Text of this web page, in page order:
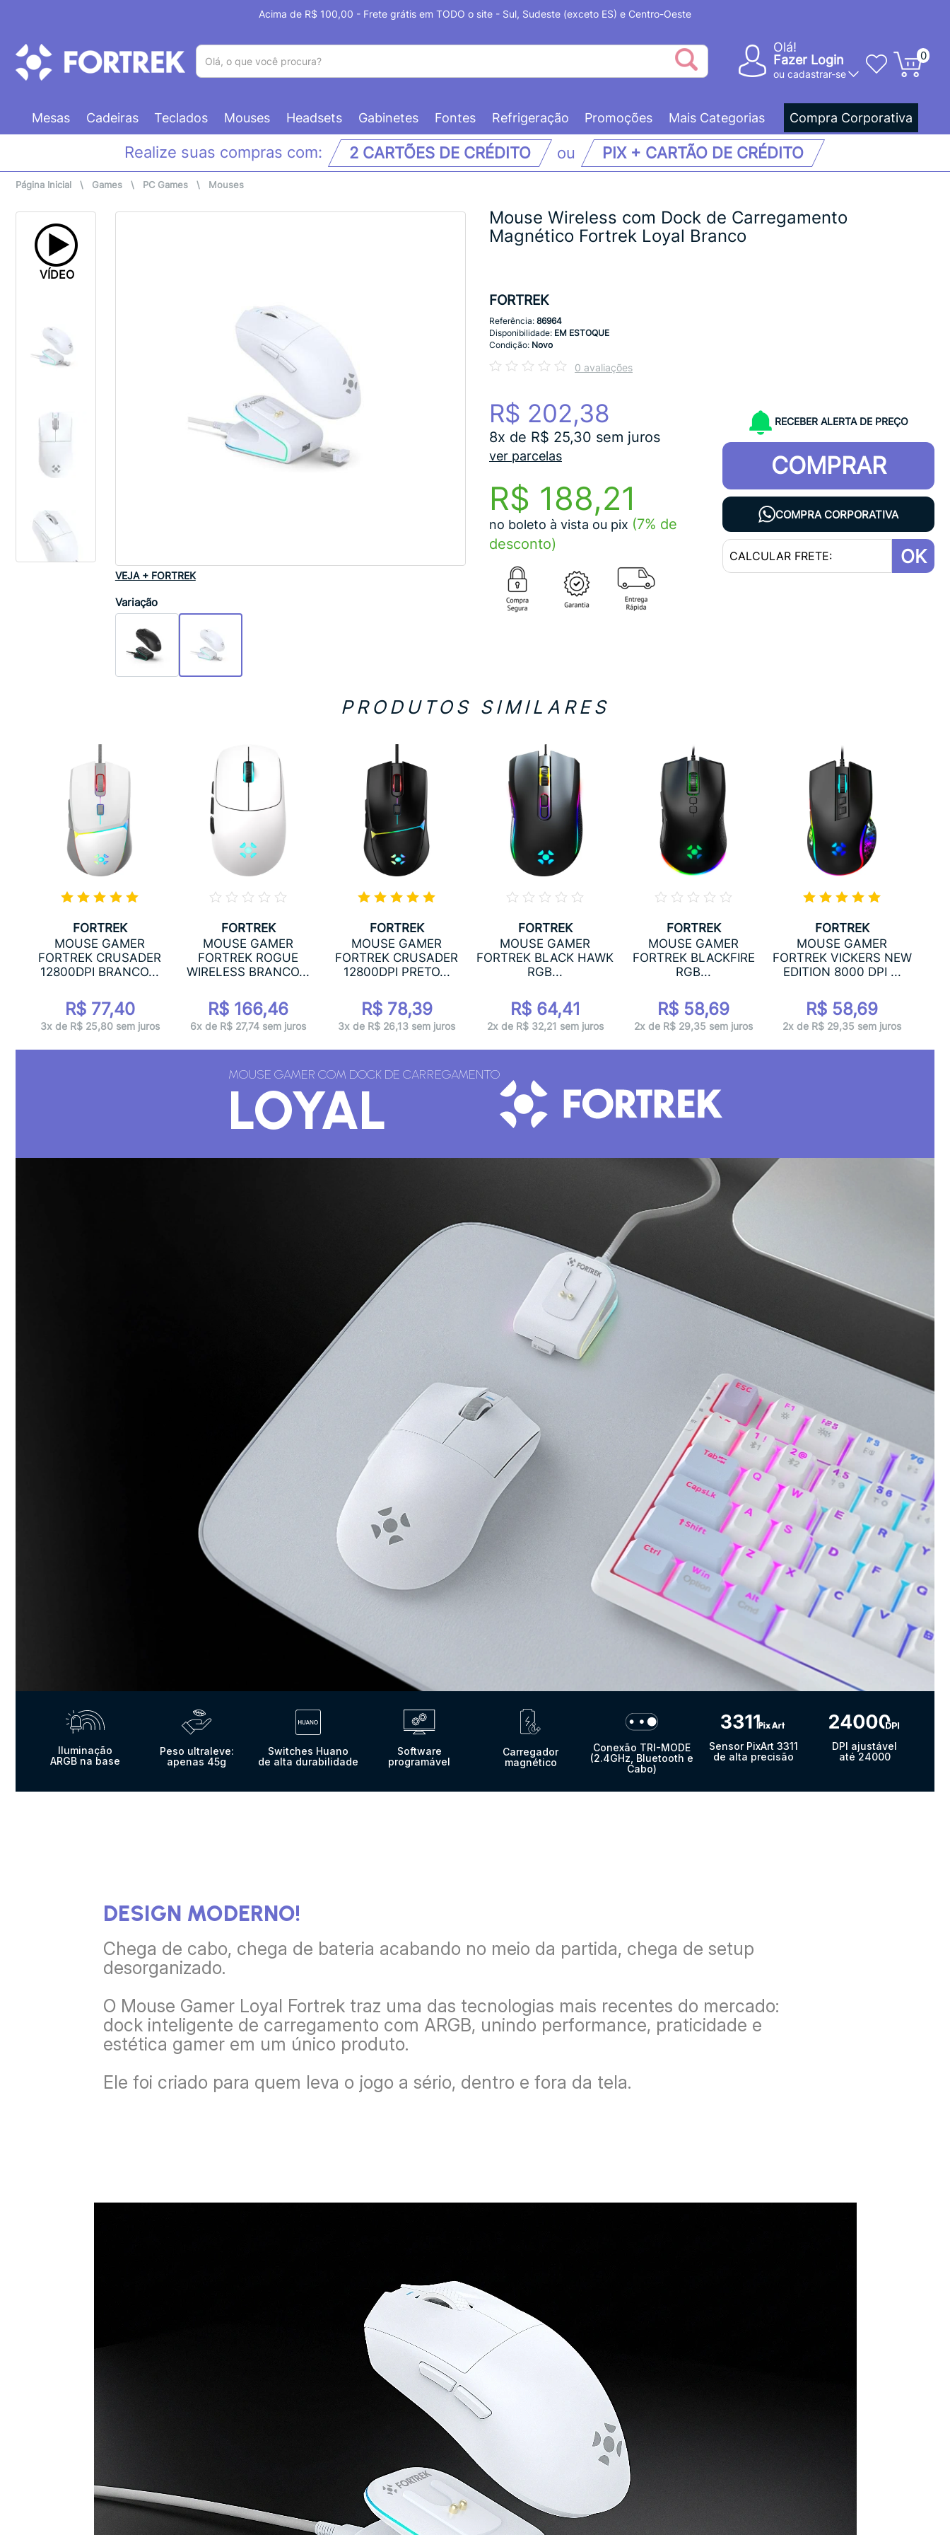
Acima de R$ 100,00 - Frete grátis em TODO o site - Sul, Sudeste (exceto ES) e Centro-Oeste
Olá!
Fazer Login
ou cadastrar-se
0
Mesas Cadeiras Teclados Mouses Headsets Gabinetes Fontes Refrigeração Promoções Mais Categorias Compra Corporativa
Realize suas compras com: 2 CARTÕES DE CRÉDITO ou PIX + CARTÃO DE CRÉDITO
Página Inicial \ Games \ PC Games \ Mouses
VÍDEO
VEJA + FORTREK
Variação
Mouse Wireless com Dock de Carregamento
Magnético Fortrek Loyal Branco
FORTREK
Referência: 86964
Disponibilidade: EM ESTOQUE
Condição: Novo
0 avaliações
R$ 202,38
8x de R$ 25,30 sem juros
ver parcelas
R$ 188,21
no boleto à vista ou pix (7% de
desconto)
RECEBER ALERTA DE PREÇO
COMPRAR
COMPRA CORPORATIVA
OK
PRODUTOS SIMILARES
FORTREK
MOUSE GAMER
FORTREK CRUSADER
12800DPI BRANCO...
R$ 77,40
3x de R$ 25,80 sem juros
FORTREK
MOUSE GAMER
FORTREK ROGUE
WIRELESS BRANCO...
R$ 166,46
6x de R$ 27,74 sem juros
FORTREK
MOUSE GAMER
FORTREK CRUSADER
12800DPI PRETO...
R$ 78,39
3x de R$ 26,13 sem juros
FORTREK
MOUSE GAMER
FORTREK BLACK HAWK
RGB...
R$ 64,41
2x de R$ 32,21 sem juros
FORTREK
MOUSE GAMER
FORTREK BLACKFIRE
RGB...
R$ 58,69
2x de R$ 29,35 sem juros
FORTREK
MOUSE GAMER
FORTREK VICKERS NEW
EDITION 8000 DPI ...
R$ 58,69
2x de R$ 29,35 sem juros